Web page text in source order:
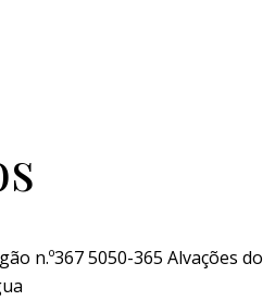
n.º367 5050-365 Alvações do